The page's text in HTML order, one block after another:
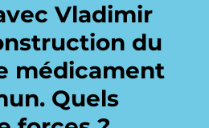
Vladimir
du
médicament
Quels